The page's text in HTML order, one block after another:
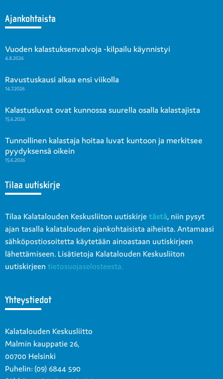
Ajankohtaista
Vuoden kalastuksenvalvoja -kilpailu käynnistyi
4.8.2026
Ravustuskausi alkaa ensi viikolla
14.7.2026
Kalastusluvat ovat kunnossa suurella osalla kalastajista
15.6.2026
Tunnollinen kalastaja hoitaa luvat kuntoon ja merkitsee
pyydyksensä oikein
15.6.2026
Tilaa uutiskirje
Tilaa Kalatalouden Keskusliiton uutiskirje tästä, niin pysyt
ajan tasalla kalatalouden ajankohtaisista aiheista. Antamaasi
sähköpostiosoitetta käytetään ainoastaan uutiskirjeen
lähettämiseen. Lisätietoja Kalatalouden Keskusliiton
uutiskirjeen tietosuojaselosteesta.
Yhteystiedot
Kalatalouden Keskusliitto
Malmin kauppatie 26,
00700 Helsinki
Puhelin: (09) 6844 590